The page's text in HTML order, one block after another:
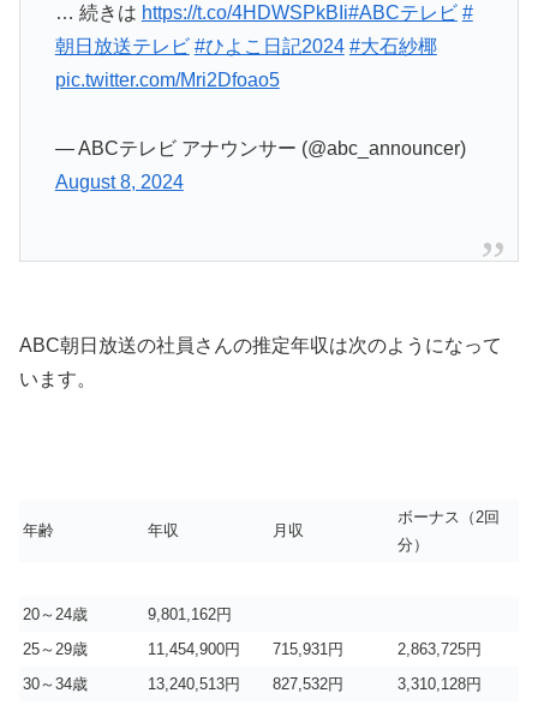
… 続きは https://t.co/4HDWSPkBIi#ABCテレビ #
朝日放送テレビ #ひよこ日記2024 #大石紗椰
pic.twitter.com/Mri2Dfoao5
— ABCテレビ アナウンサー (@abc_announcer)
August 8, 2024
ABC朝日放送の社員さんの推定年収は次のようになって
います。
年齢 年収 月収
ボーナス（2回
分）
20～24歳
9,801,162円
25～29歳
11,454,900円 715,931円
2,863,725円
30～34歳
13,240,513円 827,532円 3,310,128円